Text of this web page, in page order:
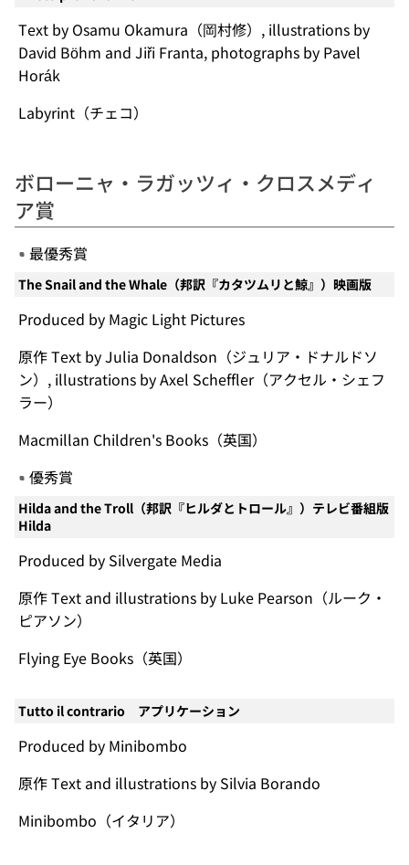
Text by Osamu Okamura（岡村修）, illustrations by
David Böhm and Jiři Franta, photographs by Pavel
Horák
Labyrint（チェコ）
ボローニャ・ラガッツィ・クロスメディ
ア賞
最優秀賞
The Snail and the Whale（邦訳『カタツムリと鯨』）映画版
Produced by Magic Light Pictures
原作 Text by Julia Donaldson（ジュリア・ドナルドソ
ン）, illustrations by Axel Scheffler（アクセル・シェフ
ラー）
Macmillan Children's Books（英国）
優秀賞
Hilda and the Troll（邦訳『ヒルダとトロール』）テレビ番組版
Hilda
Produced by Silvergate Media
原作 Text and illustrations by Luke Pearson（ルーク・
ピアソン）
Flying Eye Books（英国）
Tutto il contrario アプリケーション
Produced by Minibombo
原作 Text and illustrations by Silvia Borando
Minibombo（イタリア）